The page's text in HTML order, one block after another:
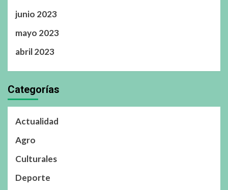
junio 2023
mayo 2023
abril 2023
Categorías
Actualidad
Agro
Culturales
Deporte